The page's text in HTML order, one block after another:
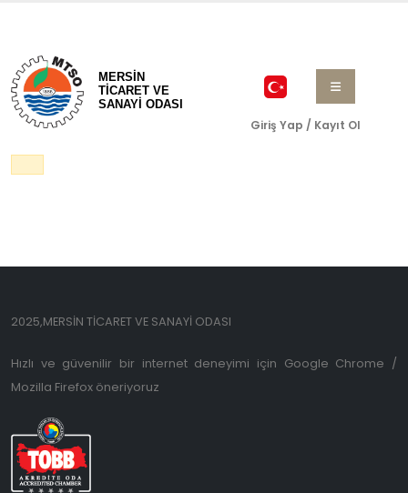
MERSİN
TİCARET VE
SANAYİ ODASI
Giriş Yap / Kayıt Ol
2025,MERSİN TİCARET VE SANAYİ ODASI
Hızlı ve güvenilir bir internet deneyimi için Google Chrome /
Mozilla Firefox öneriyoruz